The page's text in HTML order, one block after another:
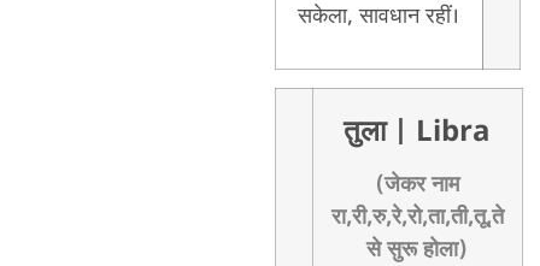
सकेला, सावधान रहीं।
तुला | Libra
(जेकर नाम
रा,री,रु,रे,रो,ता,ती,तू,ते
से सुरू होला)